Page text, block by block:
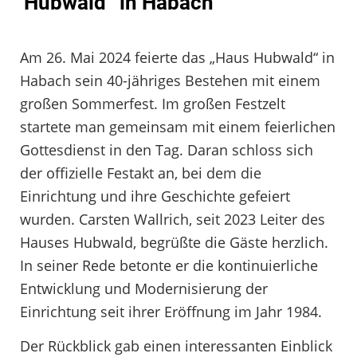
Am 26. Mai 2024 feierte das „Haus Hubwald“ in
Habach sein 40-jähriges Bestehen mit einem
großen Sommerfest. Im großen Festzelt
startete man gemeinsam mit einem feierlichen
Gottesdienst in den Tag. Daran schloss sich
der offizielle Festakt an, bei dem die
Einrichtung und ihre Geschichte gefeiert
wurden. Carsten Wallrich, seit 2023 Leiter des
Hauses Hubwald, begrüßte die Gäste herzlich.
In seiner Rede betonte er die kontinuierliche
Entwicklung und Modernisierung der
Einrichtung seit ihrer Eröffnung im Jahr 1984.
Der Rückblick gab einen interessanten Einblick